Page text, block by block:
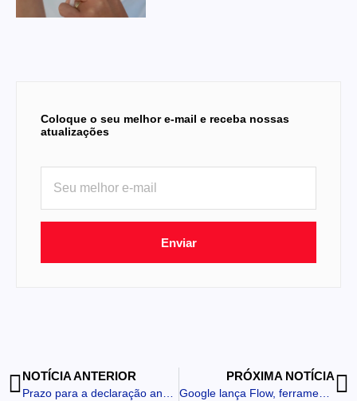
Coloque o seu melhor e-mail e receba nossas
atualizações
Enviar
NOTÍCIA ANTERIOR
Prazo para a declaração anual do MEI vai até 31 de maio
PRÓXIMA NOTÍCIA
Google lança Flow, ferramenta de IA para criação de filmes com qualidade cinematográfica